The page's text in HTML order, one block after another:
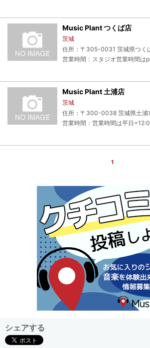
Music Plant つくば店
茨城
住所：〒305-0031 茨城県つく
Music Plant 土浦店
茨城
住所：〒300-0038 茨城県土浦
1
シェアする